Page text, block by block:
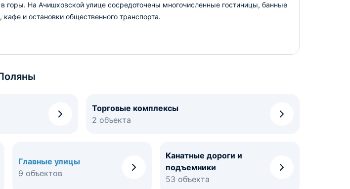
горы. На Ачишховской улице сосредоточены многочисленные гостиницы, банные
и остановки общественного транспорта.
Торговые комплексы
2 объекта
Главные улицы
9 объектов
Канатные дороги и
подъемники
53 объекта